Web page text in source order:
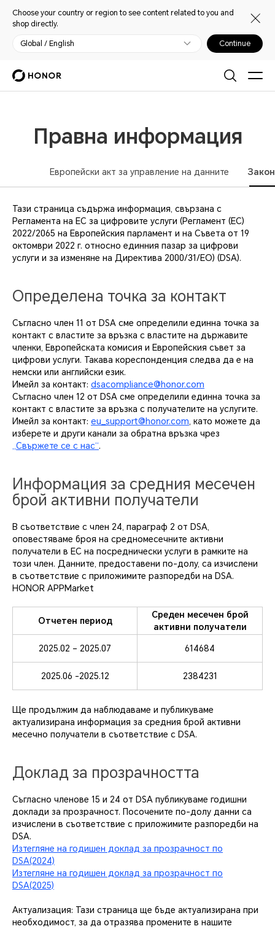
Choose your country or region to see content related to you and
shop directly.
Global / English Continue
Правна информация
Европейски акт за управление на данните
Тази страница съдържа информация, свързана с
Регламента на ЕС за цифровите услуги (Регламент (ЕС)
2022/2065 на Европейския парламент и на Съвета от 19
октомври 2022 г. относно единния пазар за цифрови
услуги и за изменяне на Директива 2000/31/ЕО) (DSA).
Определена точка за контакт
Съгласно член 11 от DSA сме определили единна точка за
контакт с властите за връзка с властите на държавите
членки, Европейската комисия и Европейския съвет за
цифрови услуги. Такава кореспонденция следва да е на
немски или английски език.
Имейл за контакт: dsacompliance@honor.com
Съгласно член 12 от DSA сме определили единна точка за
контакт с властите за връзка с получателите на услугите.
Имейл за контакт: eu_support@honor.com , като можете да
изберете и други канали за обратна връзка чрез
„Свържете се с нас“.
Информация за средния месечен
брой активни получатели
В съответствие с член 24, параграф 2 от DSA,
оповестяваме броя на средномесечните активни
получатели в ЕС на посреднически услуги в рамките на
този член. Данните, предоставени по-долу, са изчислени
в съответствие с приложимите разпоредби на DSA.
HONOR APPMarket
Отчетен период
Среден месечен брой
активни получатели
2025.02 – 2025.07 614684
2025.06 -2025.12 2384231
Ще продължим да наблюдаваме и публикуваме
актуализирана информация за средния брой активни
месечно получатели в съответствие с DSA.
Доклад за прозрачността
Съгласно членове 15 и 24 от DSA публикуваме годишни
доклади за прозрачност. Посочените по-долу данни са
изчислени в съответствие с приложимите разпоредби на
DSA.
Изтегляне на годишен доклад за прозрачност по
DSA(2024)
Изтегляне на годишен доклад за прозрачност по
DSA(2025)
Актуализация: Тази страница ще бъде актуализирана при
необходимост, за да отразява промените в нашите